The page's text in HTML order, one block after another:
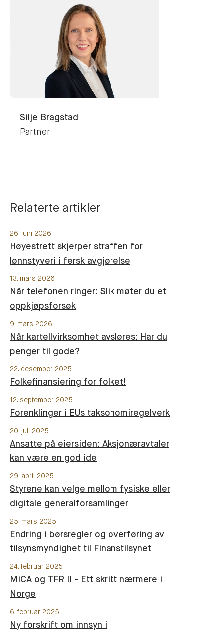
Silje Bragstad
Partner
Relaterte artikler
26. juni 2026
Høyestrett skjerper straffen for
lønnstyveri i fersk avgjørelse
13. mars 2026
Når telefonen ringer: Slik møter du et
oppkjøpsforsøk
9. mars 2026
Når kartellvirksomhet avsløres: Har du
penger til gode?
22. desember 2025
Folkefinansiering for folket!
12. september 2025
Forenklinger i EUs taksonomiregelverk
20. juli 2025
Ansatte på eiersiden: Aksjonæravtaler
kan være en god ide
29. april 2025
Styrene kan velge mellom fysiske eller
digitale generalforsamlinger
25. mars 2025
Endring i børsregler og overføring av
tilsynsmyndighet til Finanstilsynet
24. februar 2025
MiCA og TFR II - Ett skritt nærmere i
Norge
6. februar 2025
Ny forskrift om innsyn i